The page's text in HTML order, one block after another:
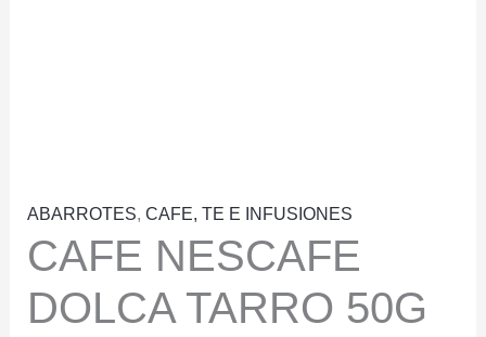
ABARROTES, CAFE, TE E INFUSIONES
CAFE NESCAFE
DOLCA TARRO 50G